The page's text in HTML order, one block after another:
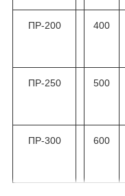
ПР-200 400
ПР-250 500
ПР-300 600